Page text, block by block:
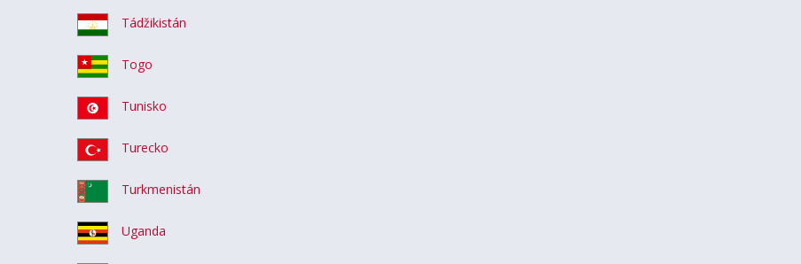
Tádžikistán
Togo
Tunisko
Turecko
Turkmenistán
Uganda